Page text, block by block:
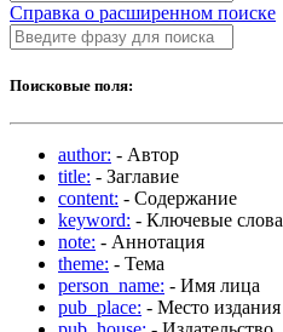
Справка о расширенном поиске
Поисковые поля:
author: - Автор
title: - Заглавие
content: - Содержание
keyword: - Ключевые слова
note: - Аннотация
theme: - Тема
person_name: - Имя лица
pub_place: - Место издания